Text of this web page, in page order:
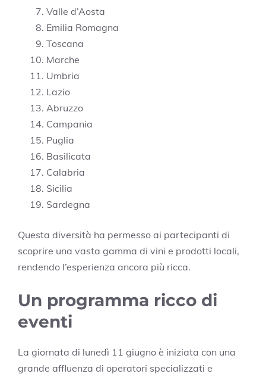
Valle d’Aosta
Emilia Romagna
Toscana
Marche
Umbria
Lazio
Abruzzo
Campania
Puglia
Basilicata
Calabria
Sicilia
Sardegna
Questa diversità ha permesso ai partecipanti di
scoprire una vasta gamma di vini e prodotti locali,
rendendo l’esperienza ancora più ricca.
Un programma ricco di
eventi
La giornata di lunedì 11 giugno è iniziata con una
grande affluenza di operatori specializzati e